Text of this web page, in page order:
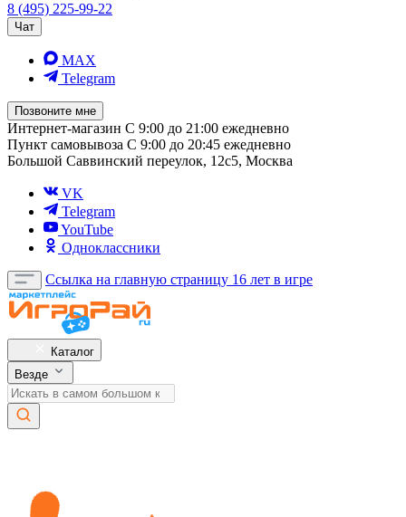
8 (495) 225-99-22
Чат
MAX
Telegram
Позвоните мне
Интернет-магазин С 9:00 до 21:00 ежедневно
Пункт самовывоза С 9:00 до 20:45 ежедневно
Большой Саввинский переулок, 12с5, Москва
VK
Telegram
YouTube
Одноклассники
Ссылка на главную страницу 16 лет в игре
Каталог
Везде